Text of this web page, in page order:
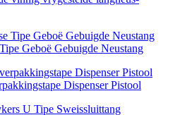
Geboë Gebuigde Neustang
Dispenser Pistool